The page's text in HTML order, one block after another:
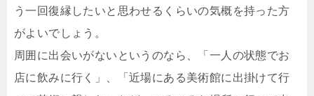
う一回復縁したいと思わせるくらいの気概を持った方
がよいでしょう。
周囲に出会いがないというのなら、「一人の状態でお
店に飲みに行く」、「近場にある美術館に出掛けて行